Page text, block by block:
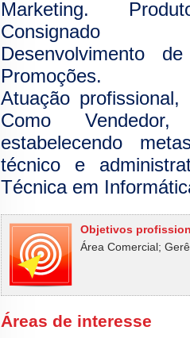
Marketing.
Consignado
Desenvolvimento
Promoções.
Atuação
Como
estabelecendo
técnico e
Técnica em
Objetivos
Área Comercial;
Áreas de interesse